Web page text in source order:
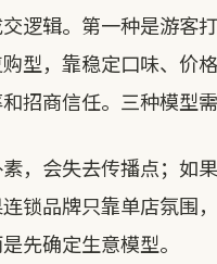
逻辑。第一种是游客
型，靠稳定口味、价
招商信任。三种模型
，会失去传播点；
锁品牌只靠单店氛围
先确定生意模型。